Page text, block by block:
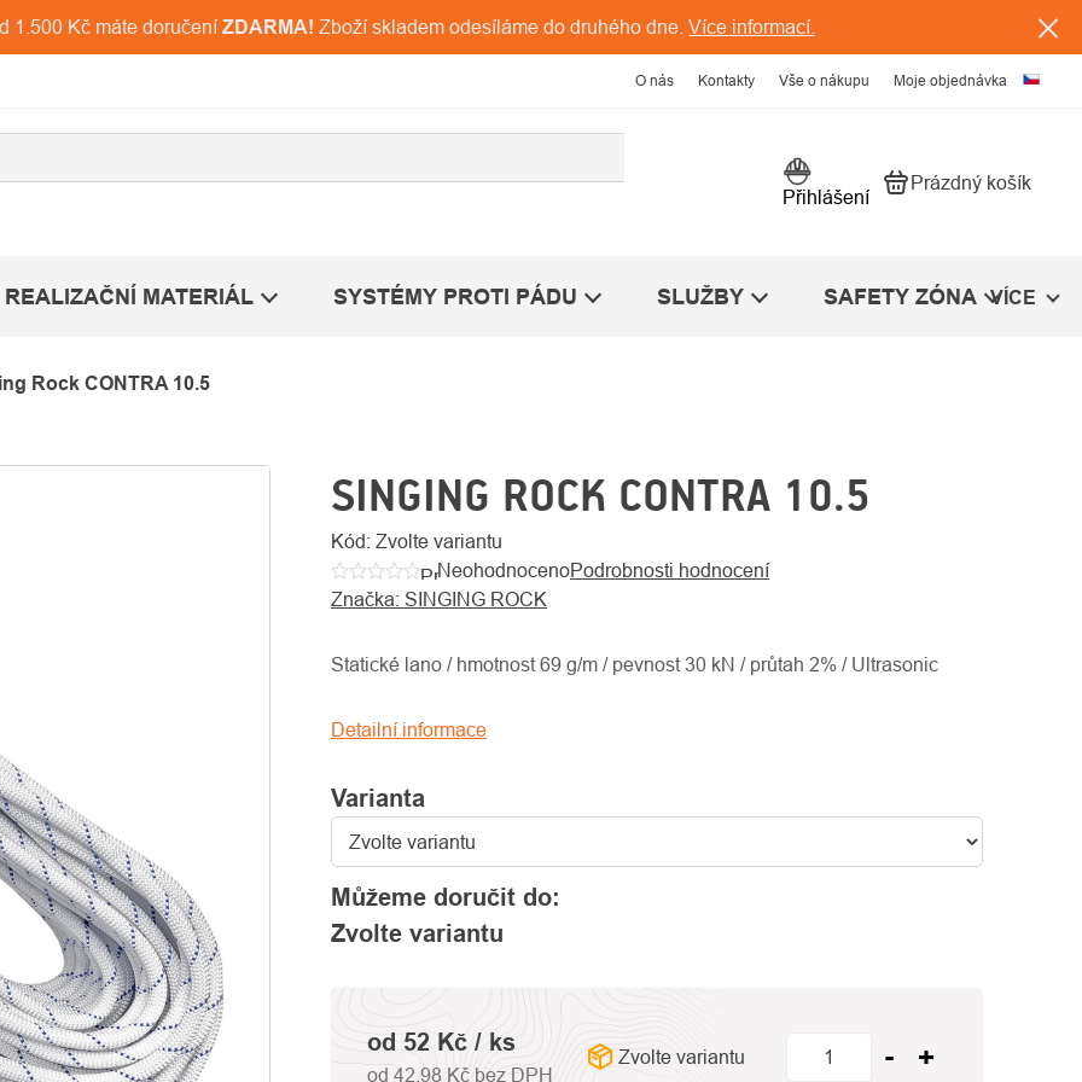
1.500 Kč máte doručení ZDARMA! Zboží skladem odesíláme do druhého dne. Více informací.
O nás Kontakty Vše o nákupu Moje objednávka
Přihlášení Nákupní košík
Prázdný košík
REALIZAČNÍ MATERIÁL SYSTÉMY PROTI PÁDU SLUŽBY SAFETY ZÓNA VÍCE
Rock CONTRA 10.5
SINGING ROCK CONTRA 10.5
Kód: Zvolte variantu
Průměrné
hodnocení
je
z
NeohodnocenoPodrobnosti hodnocení
Značka: SINGING ROCK
Varianta
Můžeme doručit do:
Zvolte variantu
Statické lano / hmotnost 69 g/m / pevnost 30 kN / průtah 2% / Ultrasonic
Detailní informace
od 52 Kč / ks
od 42,98 Kč bez DPH
Zvolte variantu